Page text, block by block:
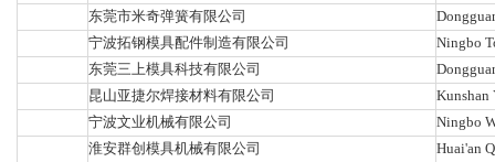
东莞市米奇弹簧有限公司
宁波拓钢模具配件制造有限公司
Ningbo
东莞三上模具科技有限公司
昆山亚捷尔焊接材料有限公司
Kunshan
宁波文业机械有限公司
Ningbo
淮安群创模具机械有限公司
Huai'an